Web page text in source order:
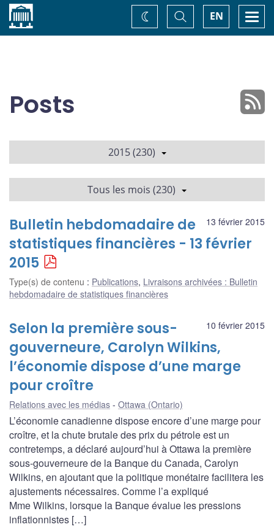
Accueil EN
Basculer
la
recherche
Changez
de
Posts
2015 (230)
Tous les mois (230)
13 février 2015
Bulletin hebdomadaire de
statistiques financières - 13 février
2015
Type(s) de contenu : Publications, Livraisons archivées : Bulletin
hebdomadaire de statistiques financières
10 février 2015
Selon la première sous-
gouverneure, Carolyn Wilkins,
l’économie dispose d’une marge
pour croître
Relations avec les médias Ottawa (Ontario)
L’économie canadienne dispose encore d’une marge pour
croître, et la chute brutale des prix du pétrole est un
contretemps, a déclaré aujourd’hui à Ottawa la première
sous-gouverneure de la Banque du Canada, Carolyn
Wilkins, en ajoutant que la politique monétaire facilitera les
ajustements nécessaires. Comme l’a expliqué
Mme Wilkins, lorsque la Banque évalue les pressions
inflationnistes […]